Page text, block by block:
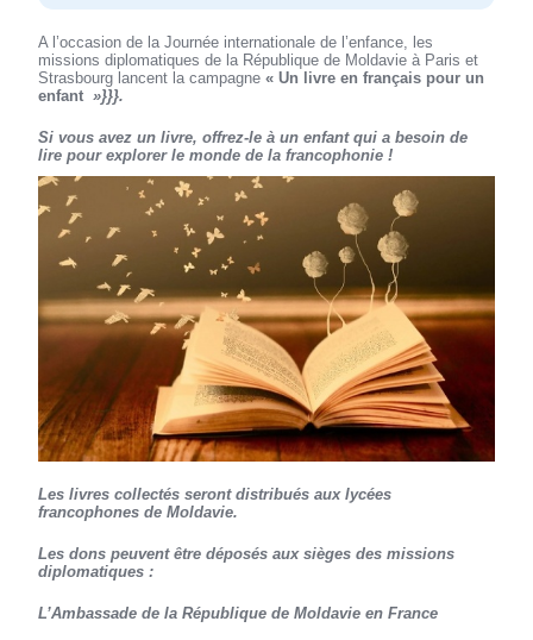
A l’occasion de la Journée internationale de l’enfance, les
missions diplomatiques de la République de Moldavie à Paris et
Strasbourg lancent la campagne« Un livre en français pour un
enfant »}}}.
Si vous avez un livre, offrez-le à un enfant qui a besoin de
lire pour explorer le monde de la francophonie !
Les livres collectés seront distribués aux lycées
francophones de Moldavie.
Les dons peuvent être déposés aux sièges des missions
diplomatiques :
L’Ambassade de la République de Moldavie en France